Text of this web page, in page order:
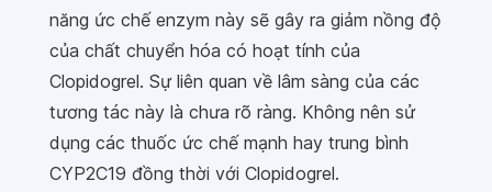
năng ức chế enzym này sẽ gây ra giảm nồng độ
của chất chuyển hóa có hoạt tính của
Clopidogrel. Sự liên quan về lâm sàng của các
tương tác này là chưa rõ ràng. Không nên sử
dụng các thuốc ức chế mạnh hay trung bình
CYP2C19 đồng thời với Clopidogrel.